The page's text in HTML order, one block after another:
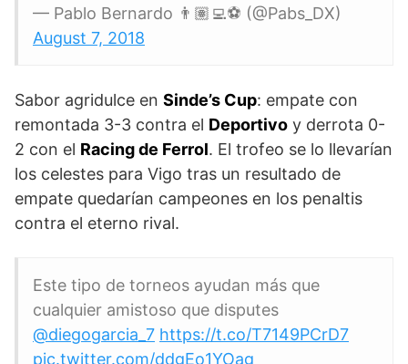
— Pablo Bernardo 👨🏽‍💻⚽️ (@Pabs_DX)
August 7, 2018
Sabor agridulce en Sinde’s Cup: empate con
remontada 3-3 contra el Deportivo y derrota 0-
2 con el Racing de Ferrol. El trofeo se lo llevarían
los celestes para Vigo tras un resultado de
empate quedarían campeones en los penaltis
contra el eterno rival.
Este tipo de torneos ayudan más que
cualquier amistoso que disputes
@diegogarcia_7 https://t.co/T7149PCrD7
pic.twitter.com/ddgEo1YOag